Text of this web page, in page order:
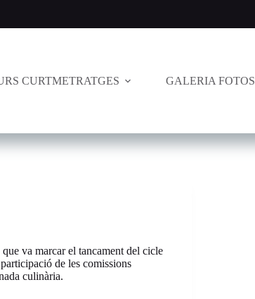
CURTMETRATGES GALERIA FOTOS
va marcar el tancament del cicle
de les comissions
culinària.